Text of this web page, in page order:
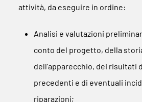
attività, da eseguire in ordine:
Analisi e valutazioni
conto del progetto, della
dell’apparecchio, dei risultati
precedenti e di eventuali
riparazioni;